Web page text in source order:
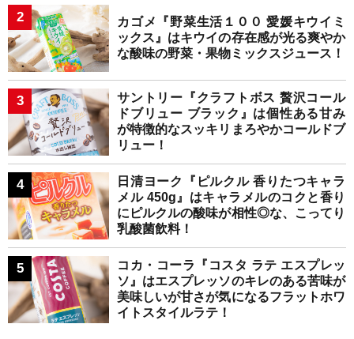
カゴメ『野菜生活１００ 愛媛キウイミ
ックス』はキウイの存在感が光る爽やか
な酸味の野菜・果物ミックスジュース！
サントリー『クラフトボス 贅沢コール
ドブリュー ブラック』は個性ある甘み
が特徴的なスッキリまろやかコールドブ
リュー！
日清ヨーク『ピルクル 香りたつキャラ
メル 450g』はキャラメルのコクと香り
にピルクルの酸味が相性◎な、こってり
乳酸菌飲料！
コカ・コーラ『コスタ ラテ エスプレッ
ソ』はエスプレッソのキレのある苦味が
美味しいが甘さが気になるフラットホワ
イトスタイルラテ！